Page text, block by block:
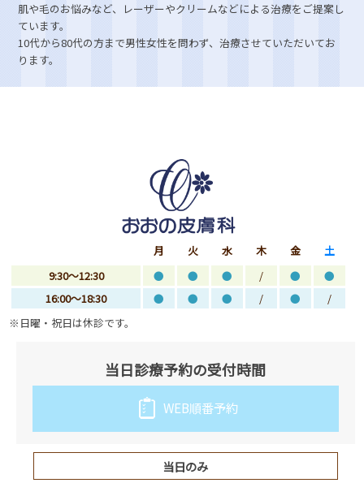
肌や毛のお悩みなど、レーザーやクリームなどによる治療をご提案し
ています。
10代から80代の方まで男性女性を問わず、治療させていただいてお
ります。
月 火 水 木 金
土
9:30～12:30
● ● ● / ●
●
16:00～18:30
● ● ● / ●
/
※日曜・祝日は休診です。
当日診療予約の受付時間
WEB順番予約
当日のみ